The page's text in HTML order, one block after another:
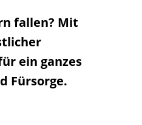
fallen? Mit
ein ganzes
Fürsorge.